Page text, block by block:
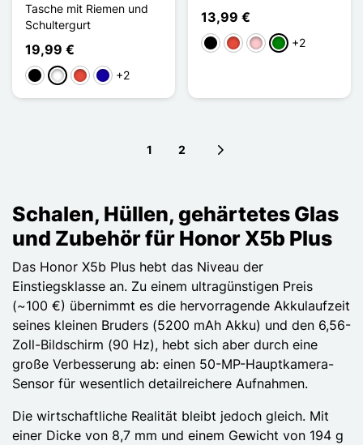
Tasche mit Riemen und
Schultergurt
19,99 €
Schwarz
WeißRot Dunkelblau
+2
13,99 €
Schwarz
Rot PinkGrün+2
1 2
Schalen, Hüllen, gehärtetes Glas
und Zubehör für Honor X5b Plus
Das Honor X5b Plus hebt das Niveau der
Einstiegsklasse an. Zu einem ultragünstigen Preis
(~100 €) übernimmt es die hervorragende Akkulaufzeit
seines kleinen Bruders (5200 mAh Akku) und den 6,56-
Zoll-Bildschirm (90 Hz), hebt sich aber durch eine
große Verbesserung ab: einen 50-MP-Hauptkamera-
Sensor für wesentlich detailreichere Aufnahmen.
Die wirtschaftliche Realität bleibt jedoch gleich. Mit
einer Dicke von 8,7 mm und einem Gewicht von 194 g